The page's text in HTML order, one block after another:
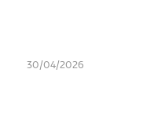
30/04/2026